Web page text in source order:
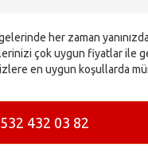
her zaman
çok uygun fiyatlar ile
en uygun koşullarda
432 03 82